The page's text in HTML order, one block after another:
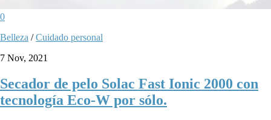
0
Belleza /Cuidado personal
7 Nov, 2021
Secador de pelo Solac Fast Ionic 2000 con
tecnología Eco-W por sólo.